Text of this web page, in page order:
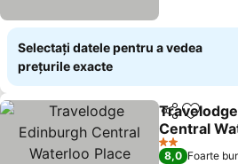
Selectați datele pentru a vedea
prețurile exacte
Distribuiți
Central
2 Stele
8,0 Foarte